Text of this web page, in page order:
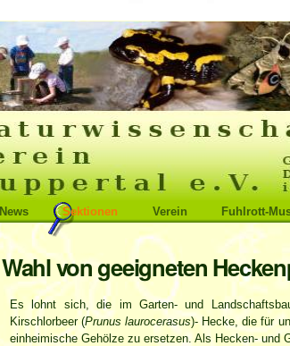
News Sektionen Verein Fuhlrott-
Wahl von geeigneten
Es lohnt sich, die im Garten- und
Kirschlorbeer (Prunus laurocerasus)- Hecke, die für
einheimische Gehölze zu ersetzen. Als Hecken- und